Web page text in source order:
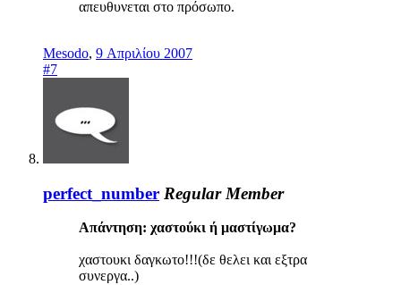
απευθυνεται στο πρόσωπο.
Mesodo, 9 Απριλίου 2007
#7
perfect_number Regular Member
Απάντηση: χαστούκι ή μαστίγωμα?
χαστουκι δαγκωτο!!!(δε θελει και εξτρα
συνεργα..)